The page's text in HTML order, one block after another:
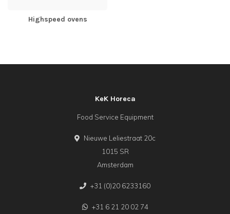
Highspeed ovens
KeK Horeca
Food Service Equipment
Nieuwe Leliestraat 20c
1015 SR
Amsterdam
+31 (0)20 6233160
+31 6 21 20 02 74